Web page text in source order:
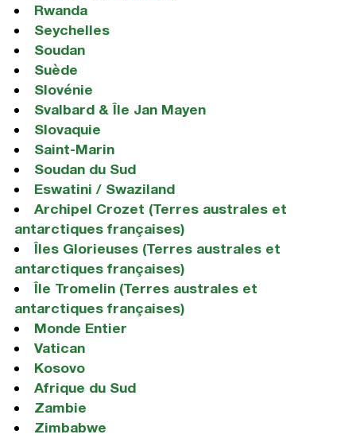
Rwanda
Seychelles
Soudan
Suède
Slovénie
Svalbard & Île Jan Mayen
Slovaquie
Saint-Marin
Soudan du Sud
Eswatini / Swaziland
Archipel Crozet (Terres australes et
antarctiques françaises)
Îles Glorieuses (Terres australes et
antarctiques françaises)
Île Tromelin (Terres australes et
antarctiques françaises)
Monde Entier
Vatican
Kosovo
Afrique du Sud
Zambie
Zimbabwe